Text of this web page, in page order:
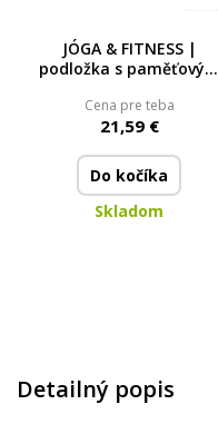
JÓGA & FITNESS |
podložka s paměťovým
včetně pouzdra na
přenášení
Cena pre teba
21,59 €
Do kočíka
Skladom
Detailný popis